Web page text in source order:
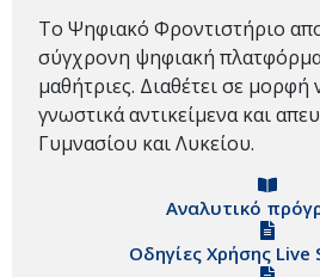
Το Ψηφιακό Φροντιστήριο
σύγχρονη ψηφιακή πλατφόρμα
μαθήτριες. Διαθέτει σε μορφή
γνωστικά αντικείμενα και
Γυμνασίου και Λυκείου.
Αναλυτικό
Οδηγίες Χρήσης Live